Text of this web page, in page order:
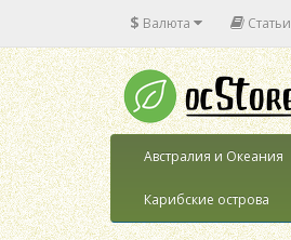
$ Валюта Статьи
Австралия и Океания
Карибские острова